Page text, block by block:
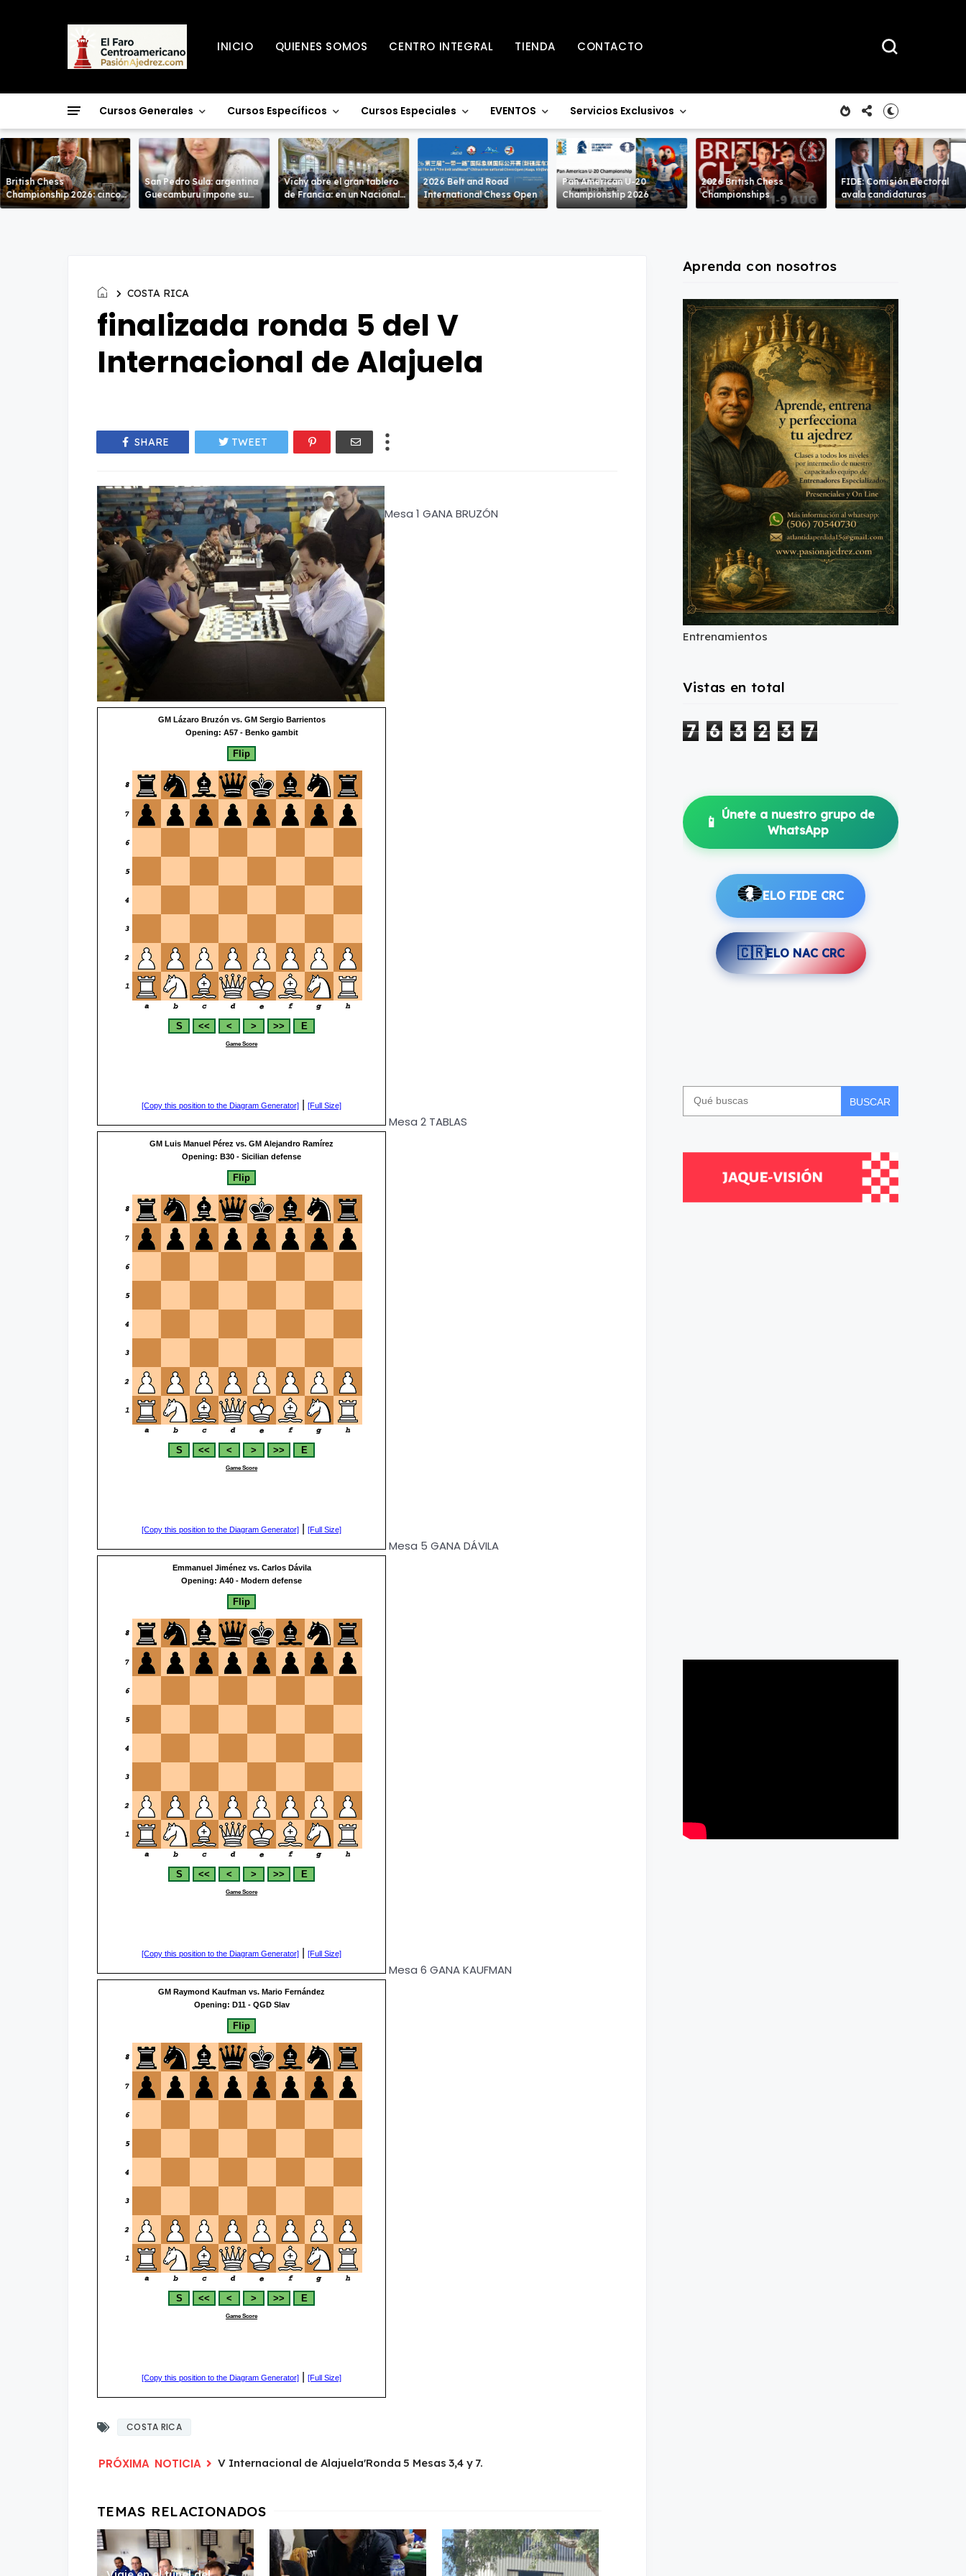
INICIO QUIENES SOMOS CENTRO INTEGRAL TIENDA CONTACTO
Cursos Generales Cursos Específicos Cursos Especiales EVENTOS Servicios Exclusivos
British Chess
Championship 2026: cinco
líderes entran en la recta
San Pedro Sula: argentina
Guecamburu impone su
poderío.
Vichy abre el gran tablero
de Francia: en un Nacional
de alto nivel
2026 Belt and Road
International Chess Open
Pan American U-20
Championship 2026
2026 British Chess
Championships
FIDE: Comisión Electoral
avala candidaturas
COSTA RICA
finalizada ronda 5 del V
Internacional de Alajuela
SHARE TWEET
Mesa 1 GANA BRUZÓN
Mesa 2 TABLAS
Mesa 5 GANA DÁVILA
Mesa 6 GANA KAUFMAN
COSTA RICA
V Internacional de Alajuela'Ronda 5 Mesas 3,4 y 7.
Aprenda con nosotros
Entrenamientos
Vistas en total
7 6 3 2 3 7
📱 Únete a nuestro grupo de
WhatsApp
ELO FIDE CRC
🇨🇷ELO NAC CRC
BUSCAR